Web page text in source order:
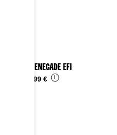
2025 RENEGADE EFI
4.899 € i